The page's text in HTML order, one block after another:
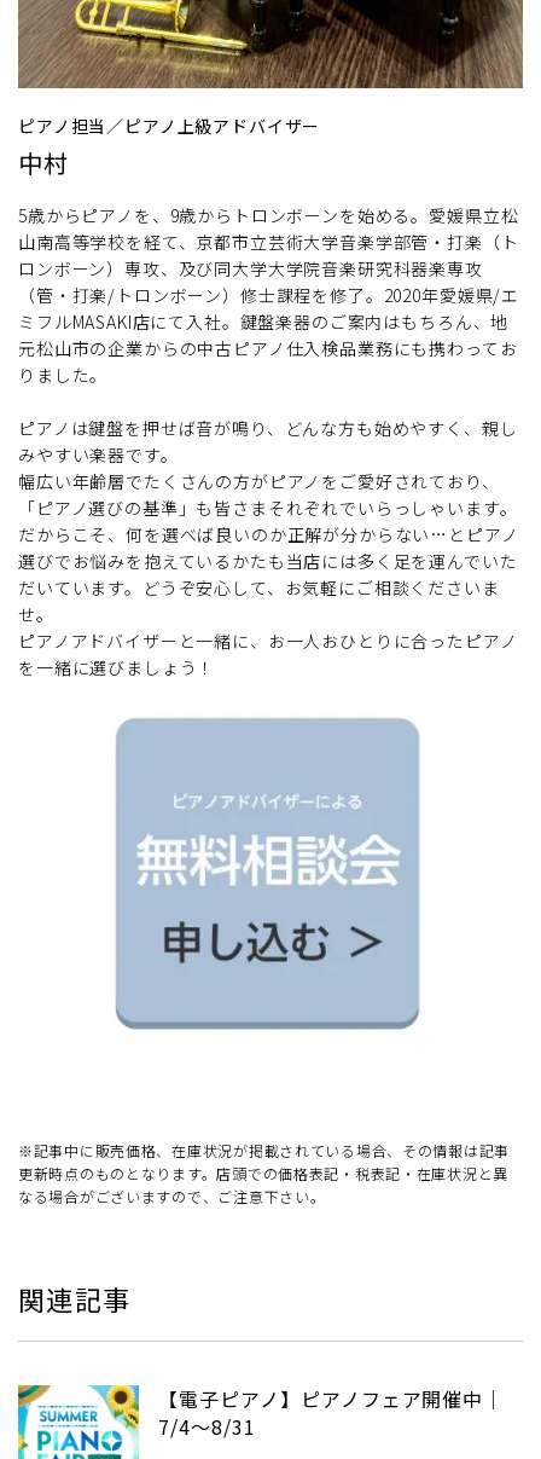
ピアノ担当／ピアノ上級アドバイザー
中村
5歳からピアノを、9歳からトロンボーンを始める。愛媛県立松
山南高等学校を経て、京都市立芸術大学音楽学部管・打楽（ト
ロンボーン）専攻、及び同大学大学院音楽研究科器楽専攻
（管・打楽/トロンボーン）修士課程を修了。2020年愛媛県/エ
ミフルMASAKI店にて入社。鍵盤楽器のご案内はもちろん、地
元松山市の企業からの中古ピアノ仕入検品業務にも携わってお
りました。
ピアノは鍵盤を押せば音が鳴り、どんな方も始めやすく、親し
みやすい楽器です。
幅広い年齢層でたくさんの方がピアノをご愛好されており、
「ピアノ選びの基準」も皆さまそれぞれでいらっしゃいます。
だからこそ、何を選べば良いのか正解が分からない…とピアノ
選びでお悩みを抱えているかたも当店には多く足を運んでいた
だいています。どうぞ安心して、お気軽にご相談くださいま
せ。
ピアノアドバイザーと一緒に、お一人おひとりに合ったピアノ
を一緒に選びましょう！
※記事中に販売価格、在庫状況が掲載されている場合、その情報は記事
更新時点のものとなります。店頭での価格表記・税表記・在庫状況と異
なる場合がございますので、ご注意下さい。
関連記事
【電子ピアノ】ピアノフェア開催中｜
7/4～8/31